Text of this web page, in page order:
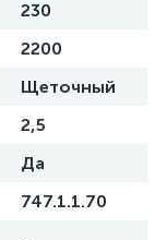
230
2200
Щеточный
2,5
Да
747.1.1.70